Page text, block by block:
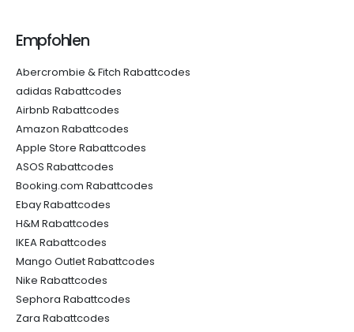
Empfohlen
Abercrombie & Fitch Rabattcodes
adidas Rabattcodes
Airbnb Rabattcodes
Amazon Rabattcodes
Apple Store Rabattcodes
ASOS Rabattcodes
Booking.com Rabattcodes
Ebay Rabattcodes
H&M Rabattcodes
IKEA Rabattcodes
Mango Outlet Rabattcodes
Nike Rabattcodes
Sephora Rabattcodes
Zara Rabattcodes